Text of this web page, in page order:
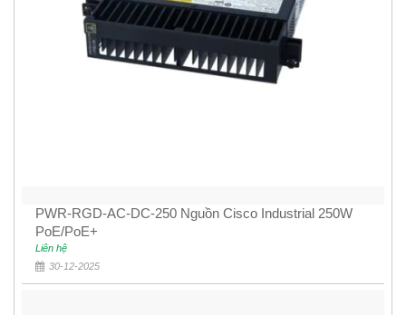
PWR-RGD-AC-DC-250 Nguồn Cisco Industrial 250W
PoE/PoE+
Liên hệ
30-12-2025